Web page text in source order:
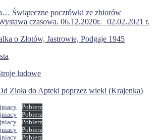
Świąteczne pocztówki ze zbiorów
czasowa. 06.12.2020r._ 02.02.2021 r.
o Złotów, Jastrowie, Podgaje 1945
ludowe
Zioła do Apteki poprzez wieki (Krajenka)
Pobierz
Pobierz
Pobierz
Pobierz
Pobierz